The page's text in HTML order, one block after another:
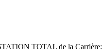
TOTAL de la Carrière: